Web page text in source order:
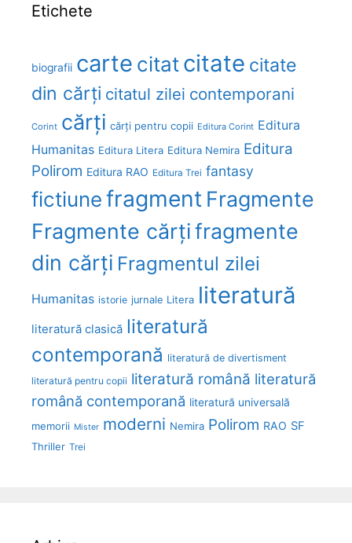
Etichete
biografii carte citatcitate citate
din cărți citatul zilei contemporani
Corint cărți cărți pentru copii Editura Corint Editura
Humanitas Editura Litera Editura Nemira Editura
Polirom Editura RAO Editura Trei fantasy
fictiunefragment Fragmente
Fragmente cărțifragmente
din cărți Fragmentul zilei
Humanitas istorie jurnale Litera literatură
literatură clasică literatură
contemporană literatură de divertisment
literatură pentru copii literatură română literatură
română contemporană literatură universală
memorii Mister moderni Nemira Polirom RAO SF
Thriller Trei